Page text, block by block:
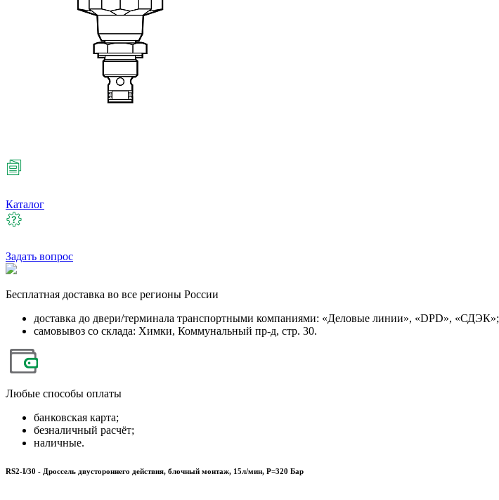
Каталог
Задать вопрос
Бесплатная доставка во все регионы России
доставка до двери/терминала транспортными компаниями: «Деловые линии», «DPD», «СДЭК»;
самовывоз со склада: Химки, Коммунальный пр-д, стр. 30.
Любые способы оплаты
банковская карта;
безналичный расчёт;
наличные.
RS2-I/30 - Дроссель двустороннего действия, блочный монтаж, 15л/мин, P=320 Бар